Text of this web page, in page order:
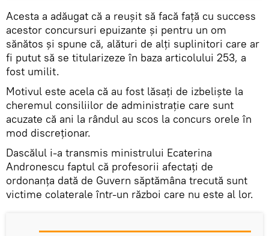
Acesta a adăugat că a reușit să facă față cu success
acestor concursuri epuizante și pentru un om
sănătos și spune că, alături de alți suplinitori care ar
fi putut să se titularizeze în baza articolului 253, a
fost umilit.
Motivul este acela că au fost lăsați de izbeliște la
cheremul consiliilor de administrație care sunt
acuzate că ani la rândul au scos la concurs orele în
mod discreționar.
Dascălul i-a transmis ministrului Ecaterina
Andronescu faptul că profesorii afectați de
ordonanța dată de Guvern săptămâna trecută sunt
victime colaterale într-un război care nu este al lor.